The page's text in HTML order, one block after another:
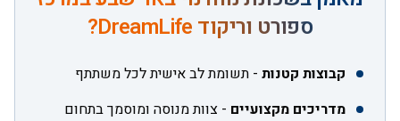
ספורט וריקוד DreamLife?
קבוצות קטנות - תשומת לב אישית לכל משתתף
מדריכים מקצועיים - צוות מנוסה ומוסמך בתחום